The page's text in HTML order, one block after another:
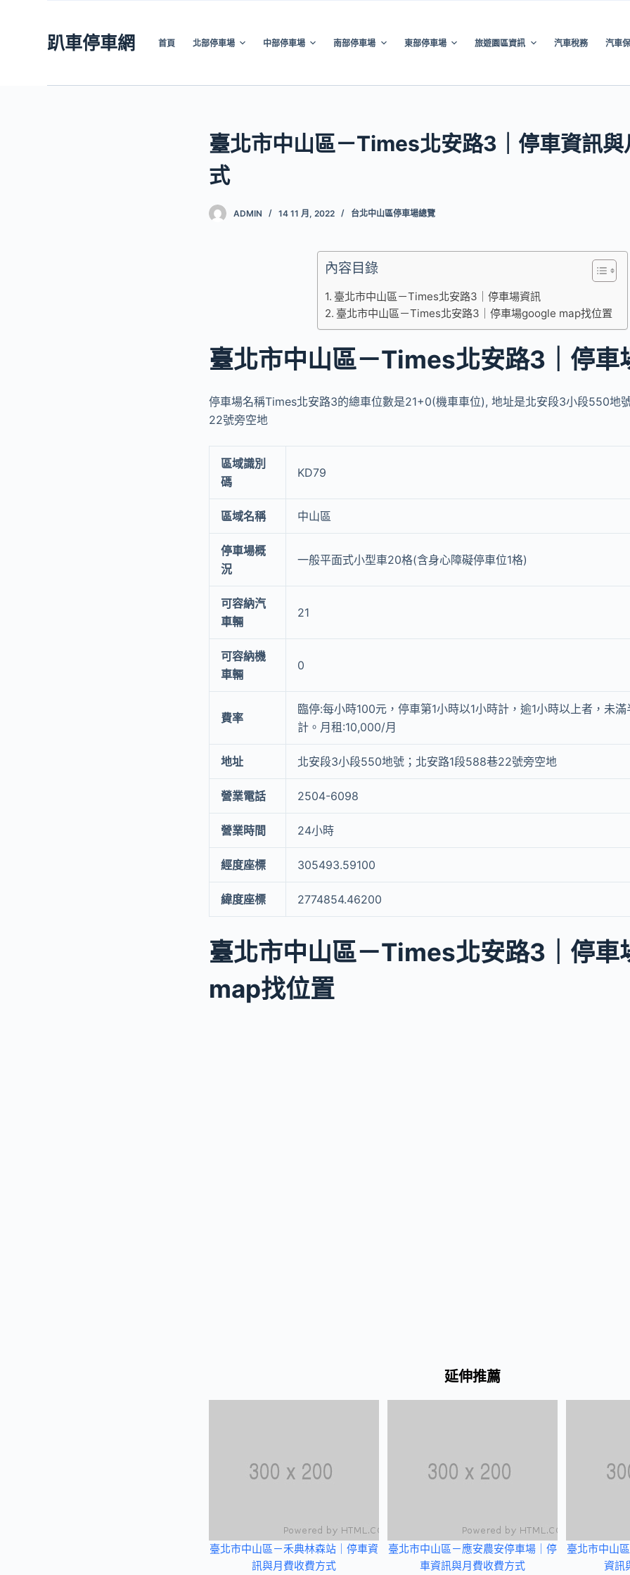
趴車停車網 首頁 北部停車場 中部停車場 南部停車場 東部停車場 旅遊園區資訊 汽車稅務 汽車
臺北市中山區－Times北安路3｜停車資訊與
式
ADMIN 14 11 月, 2022 台北中山區停車場總覽
內容目錄
臺北市中山區－Times北安路3｜停車場資訊
臺北市中山區－Times北安路3｜停車場google map找位置
臺北市中山區－Times北安路3｜停車
停車場名稱Times北安路3的總車位數是21+0(機車車位), 地址是北安段3小段550地
22號旁空地
區域識別
碼
KD79
區域名稱 中山區
停車場概
況
一般平面式小型車20格(含身心障礙停車位1格)
可容納汽
車輛
21
可容納機
車輛
0
費率
臨停:每小時100元，停車第1小時以1小時計，逾1小時以上者，未
計。月租:10,000/月
地址 北安段3小段550地號；北安路1段588巷22號旁空地
營業電話 2504-6098
營業時間 24小時
經度座標 305493.59100
緯度座標 2774854.46200
臺北市中山區－Times北安路3｜停
map找位置
延伸推薦
臺北市中山區－禾典林森站｜停車資
訊與月費收費方式
臺北市中山區－應安農安停車場｜停
車資訊與月費收費方式
臺北市中山
資訊